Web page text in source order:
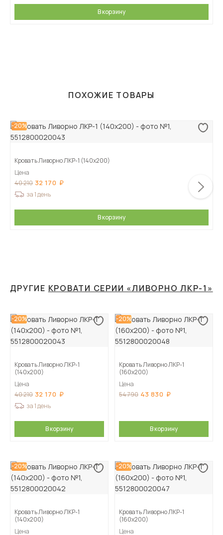
В корзину
ПОХОЖИЕ ТОВАРЫ
-20%
Кровать Ливорно ЛКР-1 (140х200)
Цена
40 210 32 170
за 1 день
В корзину
ДРУГИЕ КРОВАТИ СЕРИИ «ЛИВОРНО ЛКР-1»
-20%
Кровать Ливорно ЛКР-1
(140х200)
Цена
40 210 32 170
за 1 день
В корзину
-20%
Кровать Ливорно ЛКР-1
(160х200)
Цена
54 790 43 830
В корзину
-20%
Кровать Ливорно ЛКР-1
(140х200)
Цена
-20%
Кровать Ливорно ЛКР-1
(160х200)
Цена